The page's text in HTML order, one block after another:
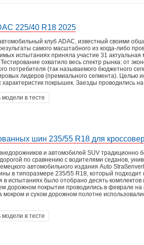
225/40 R18 2025
клуб ADAC, известный своими
самого масштабного из когда-либо
испытаниях приняла участие 31
охватило весь спектр рынка: от
потребителя (так называемого бюджетного
лидеров (премиального сегмента). Целью
характеристик покрышек. Заезды проводились
модели в тесте
шин 235/55 R18 для
и автомобилей SUV традиционно
по сравнению с водителями седанов,
автомобильного издания Auto
в типоразмере 235/55 R18, который подходит
в испытаниях было отобрано десять
дорожном покрытии проводились в феврале на
и сухом дорожном полотне
модели в тесте